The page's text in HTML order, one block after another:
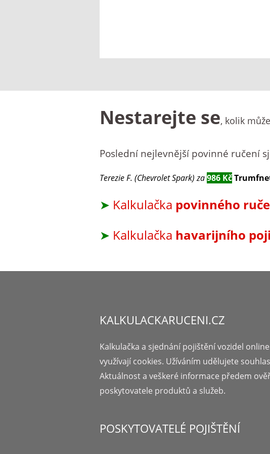
Nestarejte se, kolik
Poslední nejlevnější povinné ručení
Terezie F. (Chevrolet Spark) za986 Kč
➤ Kalkulačka povinného
➤ Kalkulačka havarijního
KALKULACKARUCENI.CZ
Kalkulačka a sjednání pojištění vozidel
využívají cookies. Užíváním udělujete
Aktuálnost a veškeré informace předem
poskytovatele produktů a služeb.
POSKYTOVATELÉ POJIŠTĚNÍ